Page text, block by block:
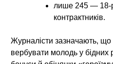
лише 245 — 18-
контрактників.
Журналісти зазначають, що
вербувати молодь у бідних